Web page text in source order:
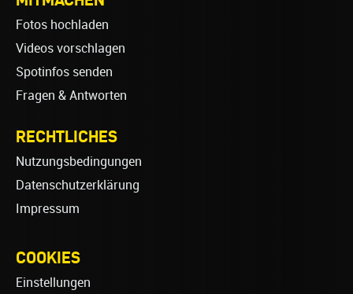
Fotos hochladen
Videos vorschlagen
Spotinfos senden
Fragen & Antworten
RECHTLICHES
Nutzungsbedingungen
Datenschutzerklärung
Impressum
COOKIES
Einstellungen